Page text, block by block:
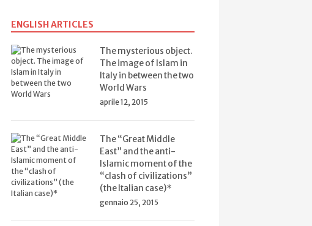
ENGLISH ARTICLES
The mysterious object.
The image of Islam in
Italy in between the two
World Wars
aprile 12, 2015
The “Great Middle
East” and the anti-
Islamic moment of the
“clash of civilizations”
(the Italian case)*
gennaio 25, 2015